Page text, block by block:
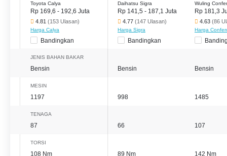
Toyota Calya
Rp 169,6 - 192,6 Juta
4.81 (153 Ulasan)
Harga Calya
Bandingkan
Daihatsu Sigra
Rp 141,5 - 187,1 Juta
4.77 (147 Ulasan)
Harga Sigra
Bandingkan
Wuling
Rp 181,3
4.63 (86
Harga
JENIS BAHAN BAKAR
Bensin Bensin Bensin
MESIN
1197 998 1485
TENAGA
87 66 107
TORSI
108 Nm 89 Nm 142 Nm